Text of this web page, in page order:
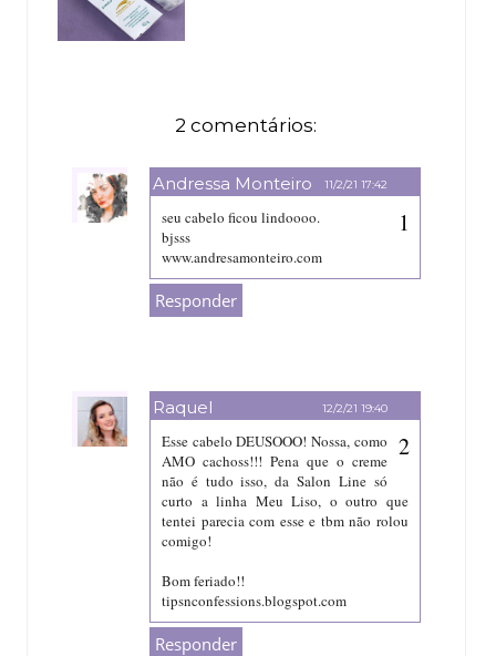
2 comentários:
Andressa Monteiro 11/2/21 17:42
seu cabelo ficou lindoooo.
bjsss
www.andresamonteiro.com
Responder
Raquel 12/2/21 19:40
Esse cabelo DEUSOOO! Nossa, como
AMO cachoss!!! Pena que o creme
não é tudo isso, da Salon Line só
curto a linha Meu Liso, o outro que
tentei parecia com esse e tbm não rolou
comigo!
Bom feriado!!
tipsnconfessions.blogspot.com
Responder